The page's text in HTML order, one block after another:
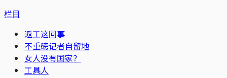
栏目
返工这回事
不重磅记者自留地
女人没有国家？
工具人